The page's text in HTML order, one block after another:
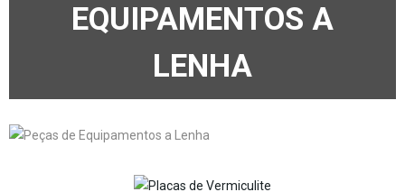
EQUIPAMENTOS A
LENHA